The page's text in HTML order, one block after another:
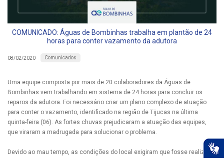
COMUNICADO: Águas de Bombinhas trabalha em plantão de 24
horas para conter vazamento da adutora
08/02/2020 Comunicados
Uma equipe composta por mais de 20 colaboradores da Águas de
Bombinhas vem trabalhando em sistema de 24 horas para concluir os
reparos da adutora. Foi necessário criar um plano complexo de atuação
para conter o vazamento, identificado na região de Tijucas na última
quinta-feira (06). As fortes chuvas prejudicaram a atuação das equipes,
que viraram a madrugada para solucionar o problema.
Devido ao mau tempo, as condições do local exigiram que fosse realizada